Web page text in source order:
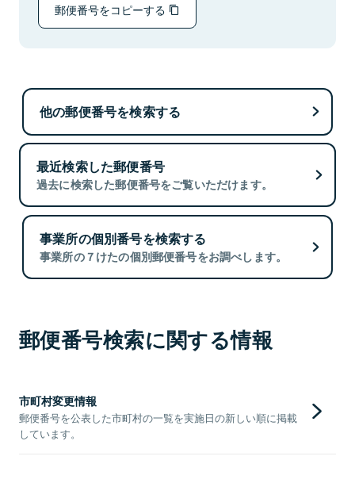
郵便番号をコピーする
他の郵便番号を検索する
最近検索した郵便番号
過去に検索した郵便番号をご覧いただけます。
事業所の個別番号を検索する
事業所の７けたの個別郵便番号をお調べします。
郵便番号検索に関する情報
市町村変更情報
郵便番号を公表した市町村の一覧を実施日の新しい順に掲載
しています。